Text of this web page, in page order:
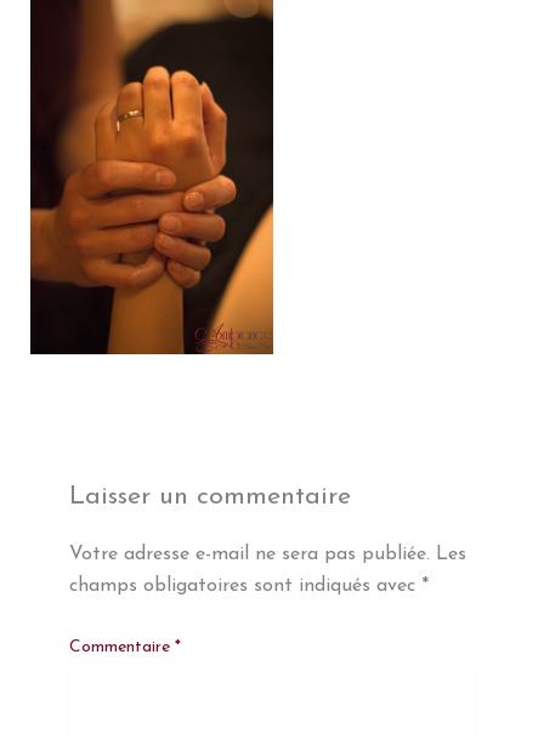
Laisser un commentaire
Votre adresse e-mail ne sera pas publiée. Les
champs obligatoires sont indiqués avec *
Commentaire *